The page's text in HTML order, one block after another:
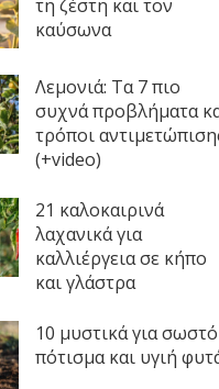
τη ζέστη και τον
καύσωνα
Λεμονιά: Τα 7 πιο
συχνά προβλήματα
τρόποι
(+video)
21 καλοκαιρινά
λαχανικά για
καλλιέργεια σε κήπο
και γλάστρα
10 μυστικά για σωστό
πότισμα και υγιή